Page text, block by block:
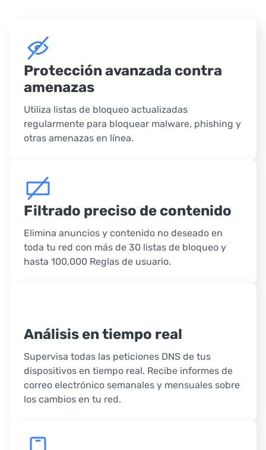
Protección avanzada contra
amenazas
Utiliza listas de bloqueo actualizadas
regularmente para bloquear malware, phishing y
otras amenazas en línea.
Filtrado preciso de contenido
Elimina anuncios y contenido no deseado en
toda tu red con más de 30 listas de bloqueo y
hasta 100,000 Reglas de usuario.
Análisis en tiempo real
Supervisa todas las peticiones DNS de tus
dispositivos en tiempo real. Recibe informes de
correo electrónico semanales y mensuales sobre
los cambios en tu red.